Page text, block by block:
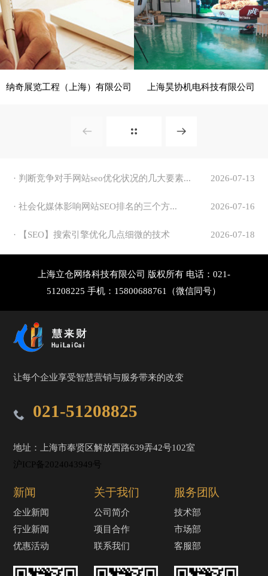
- 展览、装饰 -
纳奇展览工程（上海）有限公司
电脑版
- 建筑、建材 -
上海昊协机电科技有限公司
2026-07-13
· 判断竞争对手网站seo优化状况的几大要素...
2026-07-16
· 社会化媒体影响网站SEO排名的三个方...
2026-07-18
· 【SEO】搜索引擎优化几点细微的技术
上海立仓网络科技有限公司 版权所有 电话：021-
51208225 手机：15800688761（微信同号）
让每个企业享受智慧营销与服务带来的改变
021-51208825
地址：上海市奉贤区解放西路639弄42号102室
沪ICP备2024043949号
新闻
企业新闻
行业新闻
优惠活动
关于我们
公司简介
项目合作
联系我们
服务团队
技术部
市场部
客服部